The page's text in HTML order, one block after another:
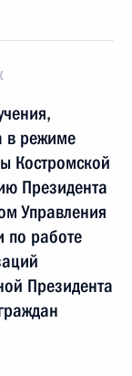
в режиме
Костромской
Президента
Управления
по работе
Президента